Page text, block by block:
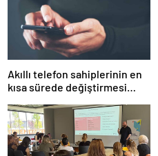
Akıllı telefon sahiplerinin en
kısa sürede değiştirmesi